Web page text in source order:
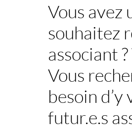
Vous avez
souhaitez
associant
Vous
besoin
futur.e.s